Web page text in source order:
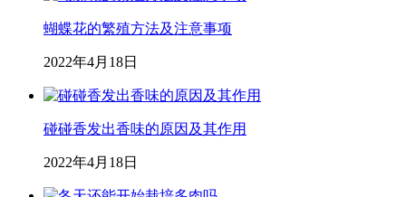
蝴蝶花的繁殖方法及注意事项
2022年4月18日
碰碰香发出香味的原因及其作用
2022年4月18日